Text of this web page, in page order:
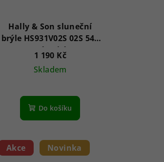
Hally & Son sluneční
brýle HS931V02S 02S 54 -
Dámské
1 190 Kč
Skladem
Do košíku
Akce Novinka